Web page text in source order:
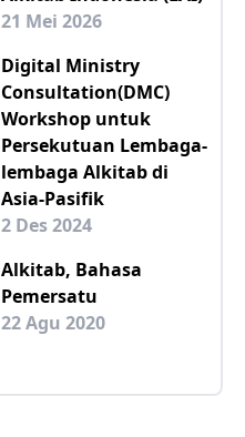
21 Mei 2026
Digital Ministry
Consultation(DMC)
Workshop untuk
Persekutuan Lembaga-
lembaga Alkitab di
Asia-Pasifik
2 Des 2024
Alkitab, Bahasa
Pemersatu
22 Agu 2020